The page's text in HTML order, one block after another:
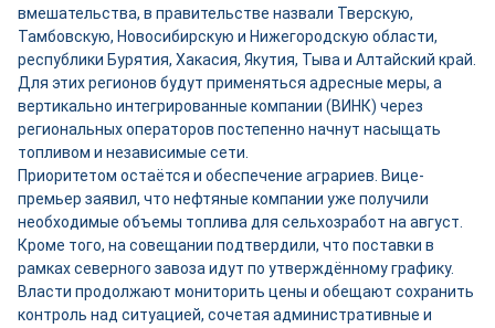
вмешательства, в правительстве назвали Тверскую,
Тамбовскую, Новосибирскую и Нижегородскую области,
республики Бурятия, Хакасия, Якутия, Тыва и Алтайский край.
Для этих регионов будут применяться адресные меры, а
вертикально интегрированные компании (ВИНК) через
региональных операторов постепенно начнут насыщать
топливом и независимые сети.
Приоритетом остаётся и обеспечение аграриев. Вице-
премьер заявил, что нефтяные компании уже получили
необходимые объемы топлива для сельхозработ на август.
Кроме того, на совещании подтвердили, что поставки в
рамках северного завоза идут по утверждённому графику.
Власти продолжают мониторить цены и обещают сохранить
контроль над ситуацией, сочетая административные и